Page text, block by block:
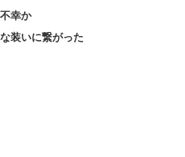
幸か
装いに繋がった